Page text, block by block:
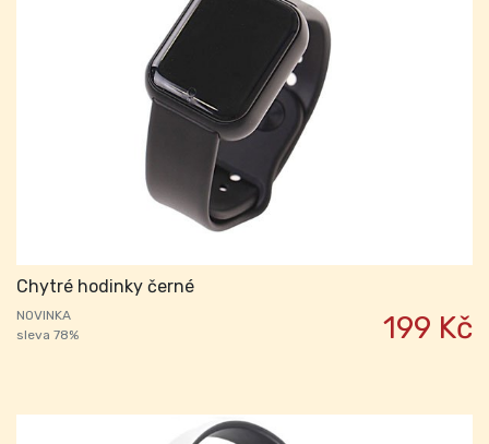
Chytré hodinky černé
NOVINKA
sleva 78%
199 Kč